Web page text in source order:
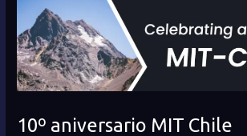
10º aniversario MIT Chile